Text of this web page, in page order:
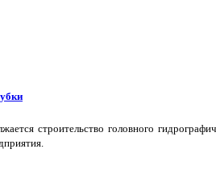
строительство головного